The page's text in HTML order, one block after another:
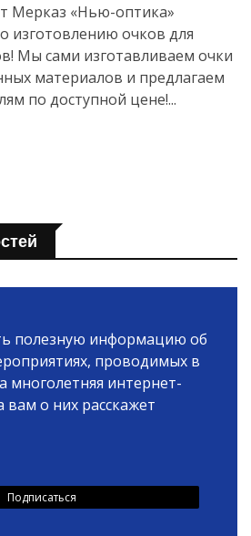
Мерказ «Нью-оптика»
изготовлению очков для
Мы сами изготавливаем очки
материалов и предлагаем
по доступной цене!...
полезную информацию об
проводимых в
многолетняя интернет-
вам о них расскажет